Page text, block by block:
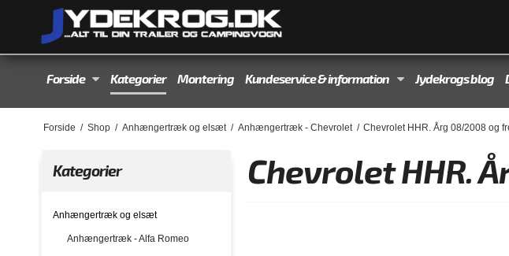
Forside Kategorier Montering Kundeservice & information Jydekrogs blog
Forside / Shop / Anhængertræk og elsæt / Anhængertræk - Chevrolet / Chevrolet HHR. Årg 08/2008 og
Kategorier
Anhængertræk og elsæt
Anhængertræk - Alfa Romeo
Chevrolet HHR.